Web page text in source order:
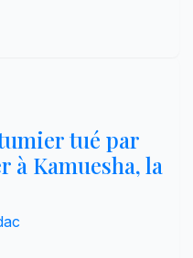
tué par
à Kamuesha, la